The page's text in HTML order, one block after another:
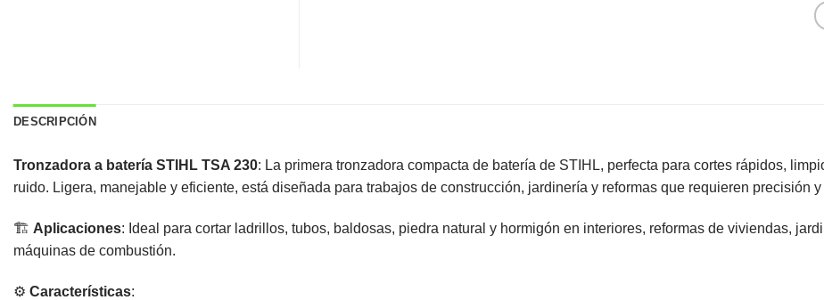
DESCRIPCIÓN
Tronzadora a batería STIHL TSA 230: La primera tronzadora compacta de batería de STIHL, perfecta para cortes rápidos,
ruido. Ligera, manejable y eficiente, está diseñada para trabajos de construcción, jardinería y reformas que requieren precisión
🏗️ Aplicaciones: Ideal para cortar ladrillos, tubos, baldosas, piedra natural y hormigón en interiores, reformas de viviendas,
máquinas de combustión.
⚙️ Características: